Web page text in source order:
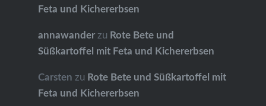
Feta und Kichererbsen
annawanderzu Rote Bete und
Süßkartoffel mit Feta und Kichererbsen
Carsten zu Rote Bete und Süßkartoffel mit
Feta und Kichererbsen